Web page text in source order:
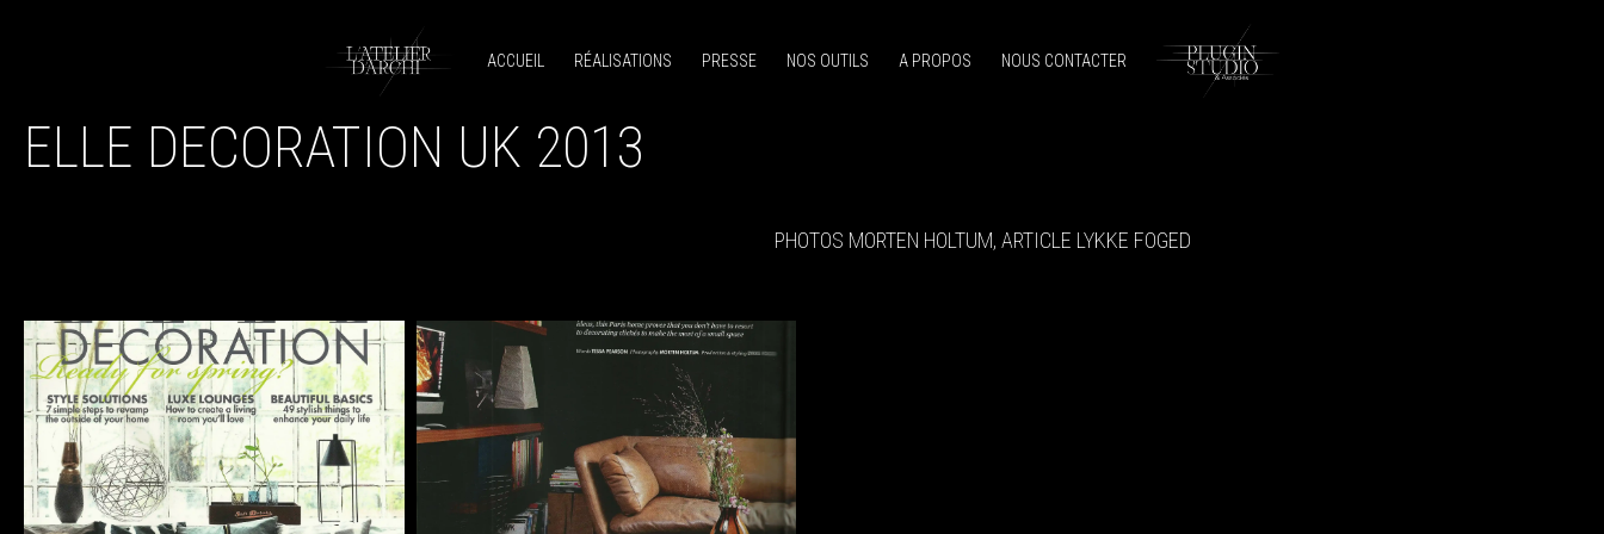
ACCUEIL RÉALISATIONS PRESSE NOS OUTILS A PROPOS NOUS CONTACTER
ELLE DECORATION UK 2013
PHOTOS MORTEN HOLTUM, ARTICLE LYKKE FOGED